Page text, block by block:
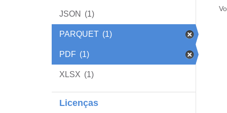
JSON (1)
PARQUET (1)
PDF (1)
XLSX (1)
Licenças